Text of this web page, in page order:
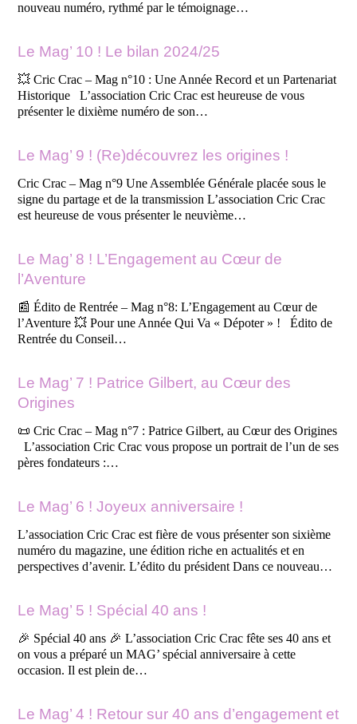
nouveau numéro, rythmé par le témoignage…
Le Mag’ 10 ! Le bilan 2024/25
💥 Cric Crac – Mag n°10 : Une Année Record et un Partenariat
Historique L’association Cric Crac est heureuse de vous
présenter le dixième numéro de son…
Le Mag’ 9 ! (Re)découvrez les origines !
Cric Crac – Mag n°9 Une Assemblée Générale placée sous le
signe du partage et de la transmission L’association Cric Crac
est heureuse de vous présenter le neuvième…
Le Mag’ 8 ! L’Engagement au Cœur de
l’Aventure
📰 Édito de Rentrée – Mag n°8: L’Engagement au Cœur de
l’Aventure 💥 Pour une Année Qui Va « Dépoter » ! Édito de
Rentrée du Conseil…
Le Mag’ 7 ! Patrice Gilbert, au Cœur des
Origines
📜 Cric Crac – Mag n°7 : Patrice Gilbert, au Cœur des Origines
L’association Cric Crac vous propose un portrait de l’un de ses
pères fondateurs :…
Le Mag’ 6 ! Joyeux anniversaire !
L’association Cric Crac est fière de vous présenter son sixième
numéro du magazine, une édition riche en actualités et en
perspectives d’avenir. L’édito du président Dans ce nouveau…
Le Mag’ 5 ! Spécial 40 ans !
🎉 Spécial 40 ans 🎉 L’association Cric Crac fête ses 40 ans et
on vous a préparé un MAG’ spécial anniversaire à cette
occasion. Il est plein de…
Le Mag’ 4 ! Retour sur 40 ans d’engagement et